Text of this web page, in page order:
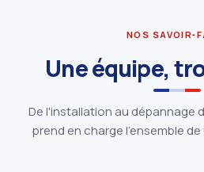
NOS
Une équipe,
De l'installation au dépannage
prend en charge l'ensemble